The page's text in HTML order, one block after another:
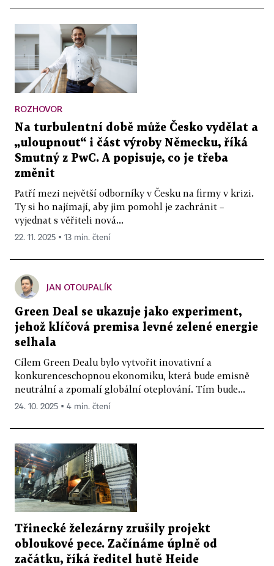
ROZHOVOR
Na turbulentní době může Česko vydělat a
„uloupnout“ i část výroby Německu, říká
Smutný z PwC. A popisuje, co je třeba
změnit
Patří mezi největší odborníky v Česku na firmy v krizi.
Ty si ho najímají, aby jim pomohl je zachránit –
vyjednat s věřiteli nová...
22. 11. 2025 ▪ 13 min. čtení
JAN OTOUPALÍK
Green Deal se ukazuje jako experiment,
jehož klíčová premisa levné zelené energie
selhala
Cílem Green Dealu bylo vytvořit inovativní a
konkurenceschopnou ekonomiku, která bude emisně
neutrální a zpomalí globální oteplování. Tím bude...
24. 10. 2025 ▪ 4 min. čtení
Třinecké železárny zrušily projekt
obloukové pece. Začínáme úplně od
začátku, říká ředitel hutě Heide